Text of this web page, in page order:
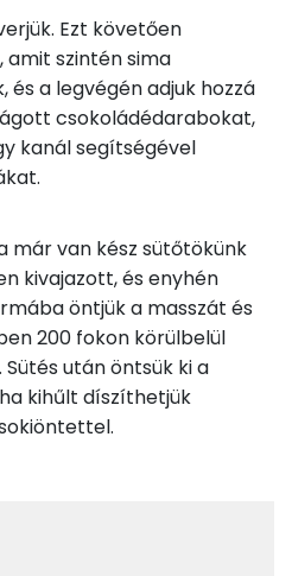
48 kcal
89 kcal
17 kcal
0 kcal
0 kcal
1 kcal
21 kcal
Ezt követően
amit szintén sima
és a legvégén adjuk hozzá
csokoládédarabokat,
kanál segítségével
már van kész sütőtökünk
kivajazott, és enyhén
öntjük a masszát és
200 fokon körülbelül
után öntsük ki a
kihűlt díszíthetjük